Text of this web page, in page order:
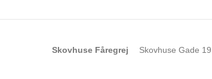
Skovhuse Fåregrej Skovhuse Gade 19